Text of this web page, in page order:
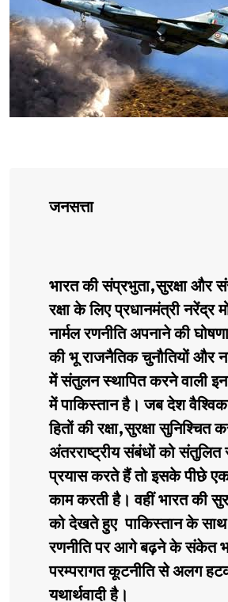
जनसत्ता
भारत की संप्रभुता,सुरक्षा और
रक्षा के लिए प्रधानमंत्री नरेंद्र
नार्मल रणनीति अपनाने की
की भू राजनैतिक चुनौतियों और
में संतुलन स्थापित करने वाली
में पाकिस्तान है। जब देश
हितों की रक्षा,सुरक्षा सुनिश्चित
अंतरराष्ट्रीय संबंधों को
प्रयास करते हैं तो इसके पीछे एक
काम करती है। वहीं भारत की
को देखते हुए पाकिस्तान के साथ
रणनीति पर आगे बढ़ने के संकेत
परम्परागत कूटनीति से अलग
यथार्थवादी है।